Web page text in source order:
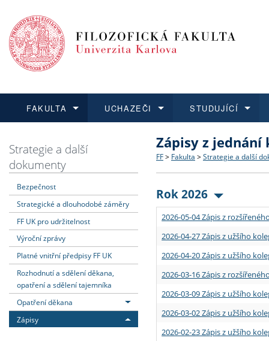
FAKULTA
Dozvědět se více
Struktura a historie
Strategie a další
Podpora a benefity pro
Absolventi fakulty
UCHAZEČI
Podat přihlášku
Co studovat a jak se
Učitelské studijní
Informace k průběhu
STUDUJÍCÍ
Dozvědět se více
Bakalářské a magisterské
Doktorské studium
Rigorózní řízení
Dozvědět se více
O vědě a výzkumu na FF
Akademické kvalifikace
Granty a projekty
Dozvědět se více
Aktuální nabídky a
Vyjíždějící studenti
Přijíždějící studenti
Vyjíždějící zaměstnanci
Strategie a další
dokumenty
Bezpečnost
Strategické a dlouhodobé záměry
FF UK pro udržitelnost
Výroční zprávy
Platné vnitřní předpisy FF UK
Rozhodnutí a sdělení děkana,
opatření a sdělení tajemníka
Opatření děkana
Zápisy
Zápisy z jednání
FF > Fakulta > Strategie a další
Rok 2026
2026-05-04 Zápis z
2026-04-27 Zápis z užšího
2026-04-20 Zápis z užšího
2026-03-16 Zápis z
2026-03-09 Zápis z užšího
2026-03-02 Zápis z užšího
2026-02-23 Zápis z užšího